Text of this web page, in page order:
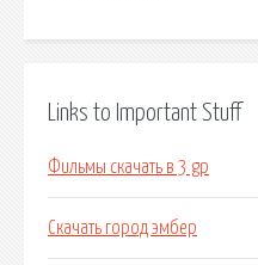
Links to Important Stuff
Фильмы скачать в 3 gp
Скачать город эмбер